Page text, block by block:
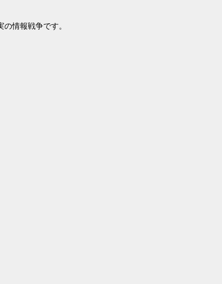
情報戦争です。